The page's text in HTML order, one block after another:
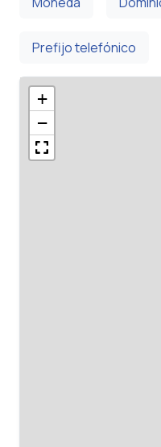
Prefijo telefónico
+
−